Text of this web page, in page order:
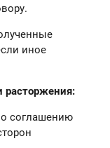
иное
расторжения:
соглашению